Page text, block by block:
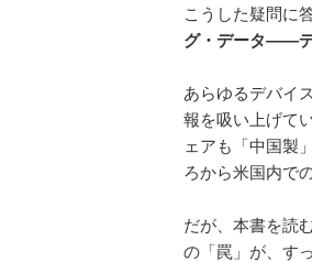
こうした疑問に
グ・データ――デ
あらゆるデバイ
報を吸い上げて
ェアも「中国製
ろから米国内で
だが、本書を読
の「罠」が、す